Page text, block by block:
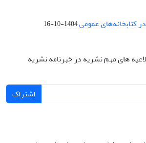
کتابخانه‌های عمومی1404-10-16
های مهم نشریه در خبرنامه نشریه
اشتراک